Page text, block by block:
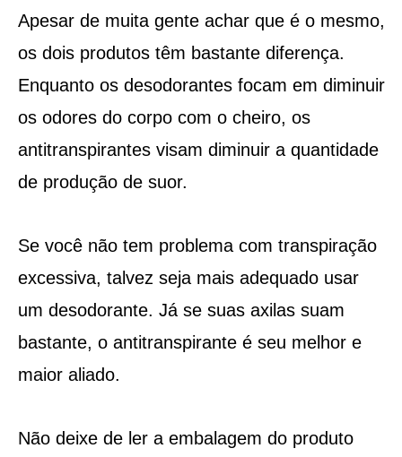
Apesar de muita gente achar que é o mesmo,
os dois produtos têm bastante diferença.
Enquanto os desodorantes focam em diminuir
os odores do corpo com o cheiro, os
antitranspirantes visam diminuir a quantidade
de produção de suor.
Se você não tem problema com transpiração
excessiva, talvez seja mais adequado usar
um desodorante. Já se suas axilas suam
bastante, o antitranspirante é seu melhor e
maior aliado.
Não deixe de ler a embalagem do produto